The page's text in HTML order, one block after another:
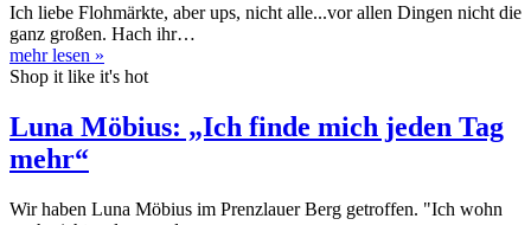
Ich liebe Flohmärkte, aber ups, nicht alle...vor allen Dingen nicht die
ganz großen. Hach ihr…
mehr lesen »
Shop it like it's hot
Luna Möbius: „Ich finde mich jeden Tag
mehr“
Wir haben Luna Möbius im Prenzlauer Berg getroffen. "Ich wohn